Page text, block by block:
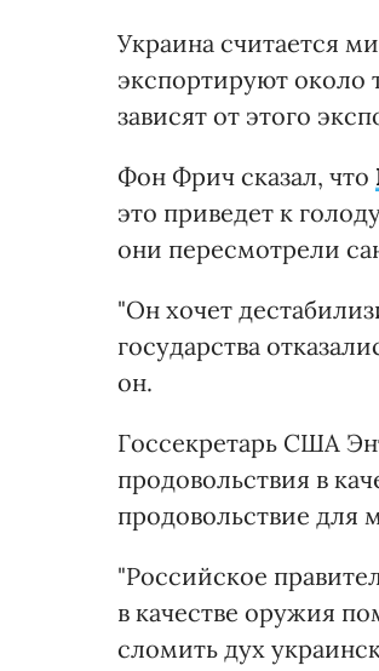
Украина считается
экспортируют около
зависят от этого
Фон Фрич сказал, что
это приведет к
они пересмотрели
"Он хочет
государства
он.
Госсекретарь США
продовольствия в
продовольствие для
"Российское
в качестве оружия
сломить дух